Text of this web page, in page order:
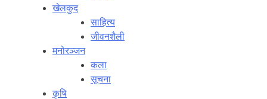
खेलकुद
साहित्य
जीवनशैली
मनोरञ्जन
कला
सूचना
कृषि